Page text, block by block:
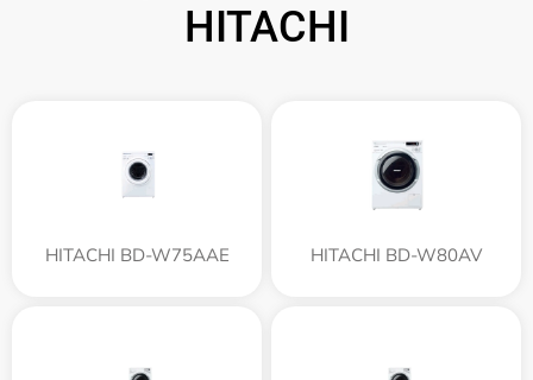
HITACHI
HITACHI BD-W75AAE HITACHI BD-W80AV